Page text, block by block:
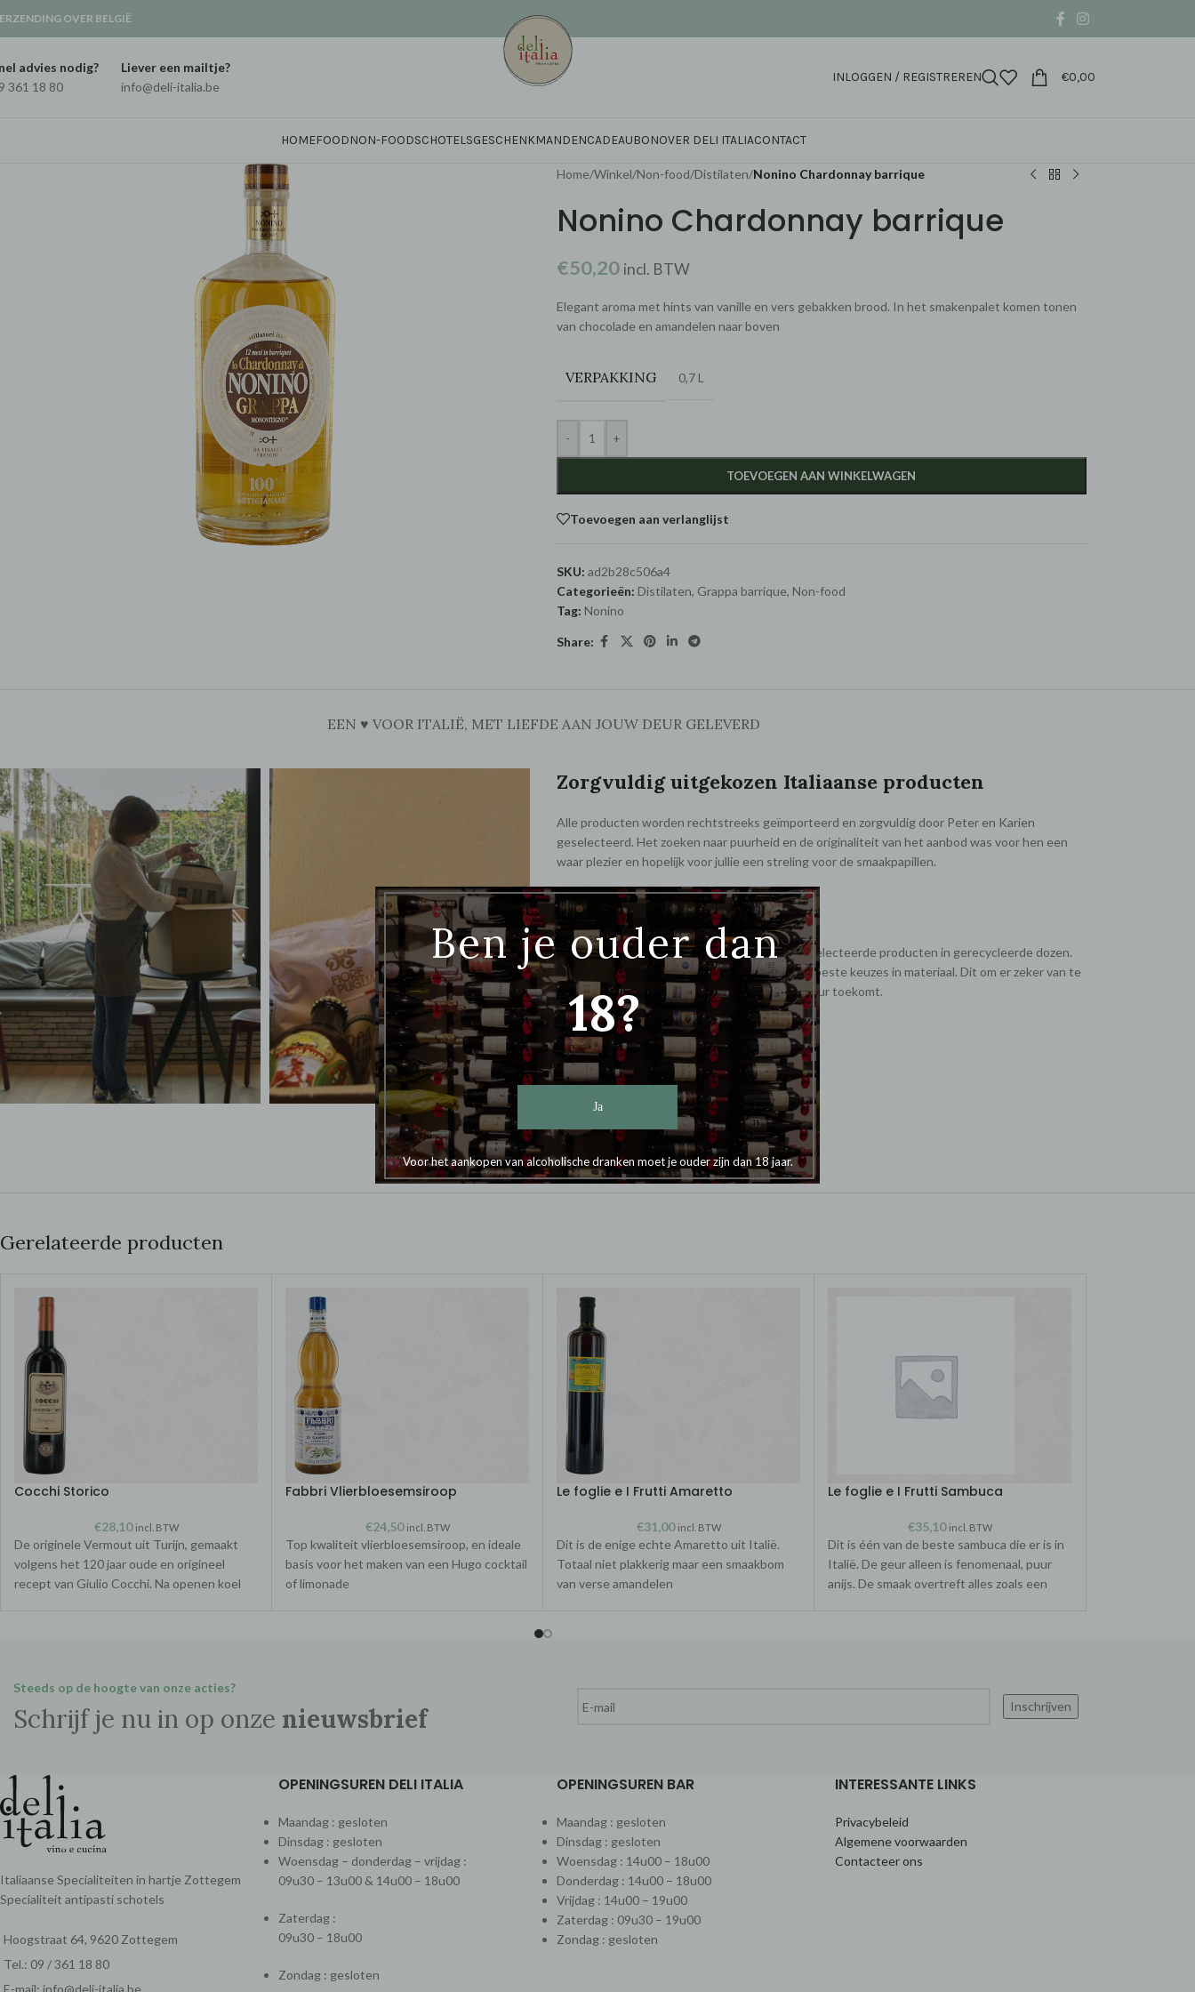
OVER BELGIË
advies nodig?
361 18 80
Liever een mailtje?
info@deli-italia.be
INLOGGEN / REGISTREREN €0,00
HOMEFOODNON-FOODSCHOTELSGESCHENKMANDENCADEAUBONOVER DELI ITALIACONTACT
Home/Winkel/Non-food/Distilaten/Nonino Chardonnay barrique
Nonino Chardonnay barrique
€50,20 incl. BTW
Elegant aroma met hints van vanille en vers gebakken brood. In het smakenpalet komen tonen
van chocolade en amandelen naar boven
VERPAKKING 0,7 L
- +
TOEVOEGEN AAN WINKELWAGEN
Toevoegen aan verlanglijst
SKU: ad2b28c506a4
Categorieën: Distilaten, Grappa barrique, Non-food
Tag: Nonino
Share:
EEN ♥ VOOR ITALIË, MET LIEFDE AAN JOUW DEUR GELEVERD
Zorgvuldig uitgekozen Italiaanse producten
Alle producten worden rechtstreeks geïmporteerd en zorgvuldig door Peter en Karien
geselecteerd. Het zoeken naar puurheid en de originaliteit van het aanbod was voor hen een
waar plezier en hopelijk voor jullie een streling voor de smaakpapillen.
Met de grootste zorg verpakt
Peter en Karien verpakken zorgvuldig jullie geselecteerde producten in gerecycleerde dozen.
Afhankelijk van het type product maken wij de beste keuzes in materiaal. Dit om er zeker van te
zijn dat jouw bestelling perfect bij jou aan de deur toekomt.
Gerelateerde producten
Cocchi Storico
€28,10 incl. BTW
De originele Vermout uit Turijn, gemaakt
volgens het 120 jaar oude en origineel
recept van Giulio Cocchi. Na openen koel
Fabbri Vlierbloesemsiroop
€24,50 incl. BTW
Top kwaliteit vlierbloesemsiroop, en ideale
basis voor het maken van een Hugo cocktail
of limonade
Le foglie e I Frutti Amaretto
€31,00 incl. BTW
Dit is de enige echte Amaretto uit Italië.
Totaal niet plakkerig maar een smaakbom
van verse amandelen
Le foglie e I Frutti Sambuca
€35,10 incl. BTW
Dit is één van de beste sambuca die er is in
Italië. De geur alleen is fenomenaal, puur
anijs. De smaak overtreft alles zoals een
Steeds op de hoogte van onze acties?
Schrijf je nu in op onze nieuwsbrief
Italiaanse Specialiteiten in hartje Zottegem
Specialiteit antipasti schotels
Hoogstraat 64, 9620 Zottegem
Tel.: 09 / 361 18 80
E-mail: info@deli-italia.be
OPENINGSUREN DELI ITALIA
Maandag : gesloten
Dinsdag : gesloten
Woensdag – donderdag – vrijdag :
09u30 – 13u00 & 14u00 – 18u00
Zaterdag :
09u30 – 18u00
Zondag : gesloten
OPENINGSUREN BAR
Maandag : gesloten
Dinsdag : gesloten
Woensdag : 14u00 – 18u00
Donderdag : 14u00 – 18u00
Vrijdag : 14u00 – 19u00
Zaterdag : 09u30 – 19u00
Zondag : gesloten
INTERESSANTE LINKS
Privacybeleid
Algemene voorwaarden
Contacteer ons
Ben je ouder dan
18?
Voor het aankopen van alcoholische dranken moet je ouder zijn dan 18 jaar.
Ja